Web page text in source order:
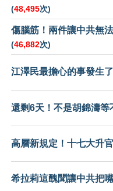
(48,495次)
傷腦筋！兩件讓中共無
(46,882次)
江澤民最擔心的事發生了
還剩6天！不是胡錦濤等
高層新規定！十七大升
希拉莉這醜聞讓中共把